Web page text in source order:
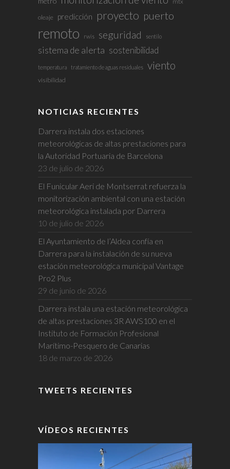
oleaje predicción proyecto puerto
remoto rwis seguridad sentilo
sistema de alerta sostenibilidad
temperatura tratamiento de aguas residuales viento
visibilidad
NOTICIAS RECIENTES
Darrera instala dos estaciones
meteorológicas de altas prestaciones para
la Autoridad Portuaria de Barcelona
23 de julio de 2026
El Funicular Aeri de Montserrat refuerza la
monitorización ambiental con una estación
meteorológica instalada por Darrera
10 de julio de 2026
El Ayuntamiento de l’Aldea confía en
Darrera para la instalación de su nueva
estación meteorológica municipal Vantage
Pro2 Plus
29 de junio de 2026
Darrera instala una estación meteorológica
de altas prestaciones 3R AWS100 en el
Instituto de Formación Profesional
Marítimo-Pesquero de Canarias
18 de marzo de 2026
TWEETS RECIENTES
VÍDEOS RECIENTES